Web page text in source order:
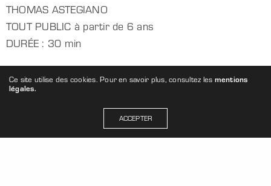
THOMAS ASTEGIANO
TOUT PUBLIC à partir de 6 ans
DURÉE : 30 min
En savoir plus
Ce site utilise des cookies. Pour en savoir plus, consultez les mentions
légales.
ACCEPTER